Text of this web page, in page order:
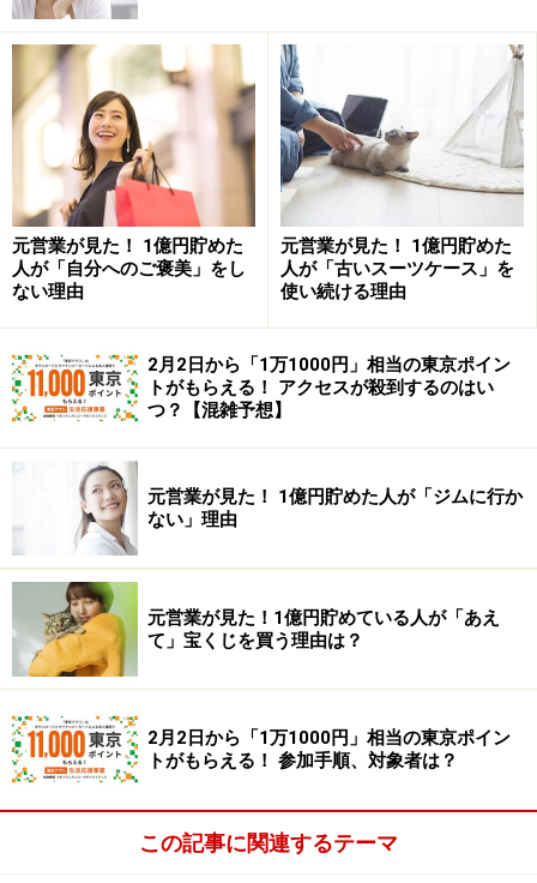
年代別・単身者世帯の金融資産保有額
金融資産を保有していないと回答した人を含む全体の平
均は653万円（中央値50万円。以下カッコ内は中央値）
ですが、20歳代では113万円（8万円）と、かなり厳しい
結果になっています。年代が上がるにつれ、貯蓄額は増
えますが、それでも、30歳代で327万円（70万円）、40
歳で666万円（40万円）、50歳代で924万円（30万円）
となり、1000万円には届きません。60歳代で大幅に増加
住宅ローンの返済が終わるなどの要因もあるでしょう。
一方、金融資産を保有している世帯のみ
均が1044万円（300万円）。年代が上がるにつれて貯蓄
額が増えるのは同じで、
30歳代で484万円（300万円）、40歳代で1066万円
（400万円）となり、
しかし中央値でみると、金融資産を保有している世帯の
みであっても、60歳代でも1000万円に届きません。ま
た、金融資産を保有していない人を含めた貯蓄額と、金
融資産を保有している人の貯蓄額との差は、どの年代を
元営業が見た！ 1億円貯めた
人が「自分へのご褒美」をし
ない理由
元営業が見た！ 1億円貯めた
人が「古いスーツケース」を
使い続ける理由
2月2日から「1万1000円」相当の東京ポイン
トがもらえる！ アクセスが殺到するのはい
つ？【混雑予想】
元営業が見た！ 1億円貯めた人が「ジムに行か
ない」理由
元営業が見た！1億円貯めている人が「あえ
て」宝くじを買う理由は？
2月2日から「1万1000円」相当の東京ポイン
トがもらえる！ 参加手順、対象者は？
この記事に関連するテーマ